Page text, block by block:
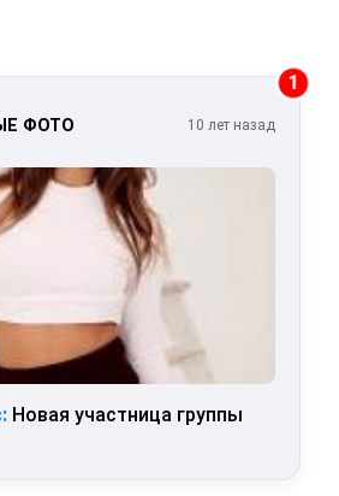
1
ФОТО 10 лет назад
Новая участница группы